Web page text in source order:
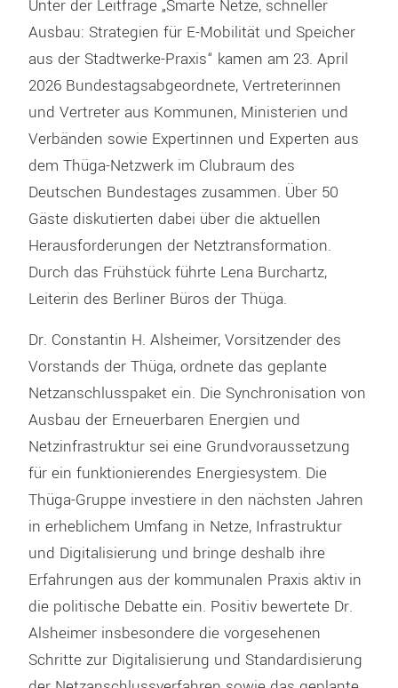
Unter der Leitfrage „Smarte Netze, schneller
Ausbau: Strategien für E-Mobilität und Speicher
aus der Stadtwerke-Praxis“ kamen am 23. April
2026 Bundestagsabgeordnete, Vertreterinnen
und Vertreter aus Kommunen, Ministerien und
Verbänden sowie Expertinnen und Experten aus
dem Thüga-Netzwerk im Clubraum des
Deutschen Bundestages zusammen. Über 50
Gäste diskutierten dabei über die aktuellen
Herausforderungen der Netztransformation.
Durch das Frühstück führte Lena Burchartz,
Leiterin des Berliner Büros der Thüga.
Dr. Constantin H. Alsheimer, Vorsitzender des
Vorstands der Thüga, ordnete das geplante
Netzanschlusspaket ein. Die Synchronisation von
Ausbau der Erneuerbaren Energien und
Netzinfrastruktur sei eine Grundvoraussetzung
für ein funktionierendes Energiesystem. Die
Thüga-Gruppe investiere in den nächsten Jahren
in erheblichem Umfang in Netze, Infrastruktur
und Digitalisierung und bringe deshalb ihre
Erfahrungen aus der kommunalen Praxis aktiv in
die politische Debatte ein. Positiv bewertete Dr.
Alsheimer insbesondere die vorgesehenen
Schritte zur Digitalisierung und Standardisierung